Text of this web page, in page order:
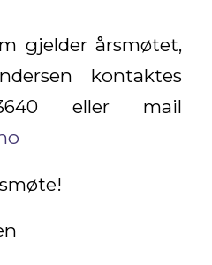
gjelder årsmøtet,
kontaktes
eller mail